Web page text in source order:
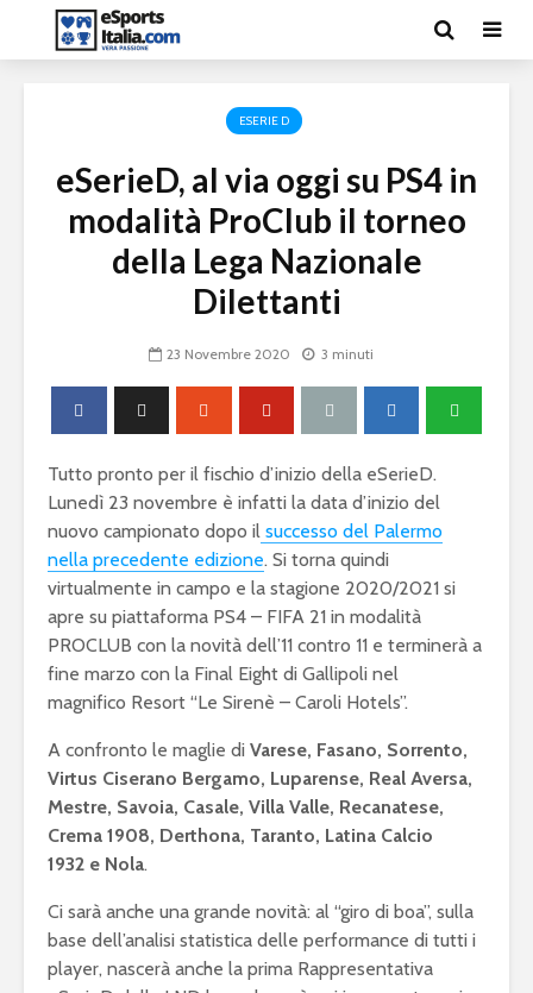
ESERIE D
eSerieD, al via oggi su PS4 in
modalità ProClub il torneo
della Lega Nazionale
Dilettanti
23 Novembre 2020 3 minuti
Tutto pronto per il fischio d’inizio della eSerieD.
Lunedì 23 novembre è infatti la data d’inizio del
nuovo campionato dopo il successo del Palermo
nella precedente edizione. Si torna quindi
virtualmente in campo e la stagione 2020/2021 si
apre su piattaforma PS4 – FIFA 21 in modalità
PROCLUB con la novità dell’11 contro 11 e terminerà a
fine marzo con la Final Eight di Gallipoli nel
magnifico Resort “Le Sirenè – Caroli Hotels”.
A confronto le maglie di Varese, Fasano, Sorrento,
Virtus Ciserano Bergamo, Luparense, Real Aversa,
Mestre, Savoia, Casale, Villa Valle, Recanatese,
Crema 1908, Derthona, Taranto, Latina Calcio
1932 e Nola.
Ci sarà anche una grande novità: al “giro di boa”, sulla
base dell’analisi statistica delle performance di tutti i
player, nascerà anche la prima Rappresentativa